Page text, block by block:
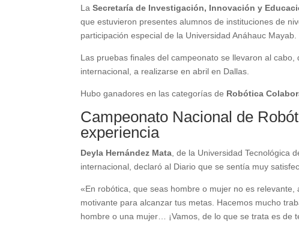
LaSecretaría de Investigación, Innovación y
que estuvieron presentes alumnos de instituciones de
participación especial de la Universidad Anáhauc Mayab.
Las pruebas finales del campeonato se llevaron al
internacional, a realizarse en abril en Dallas.
Hubo ganadores en las categorías de Robótica
Campeonato Nacional de
experiencia
Deyla Hernández Mata, de la Universidad Tecnológica
internacional, declaró al Diario que se sentía muy
«En robótica, que seas hombre o mujer no es
motivante para alcanzar tus metas. Hacemos mucho
hombre o una mujer… ¡Vamos, de lo que se trata es de